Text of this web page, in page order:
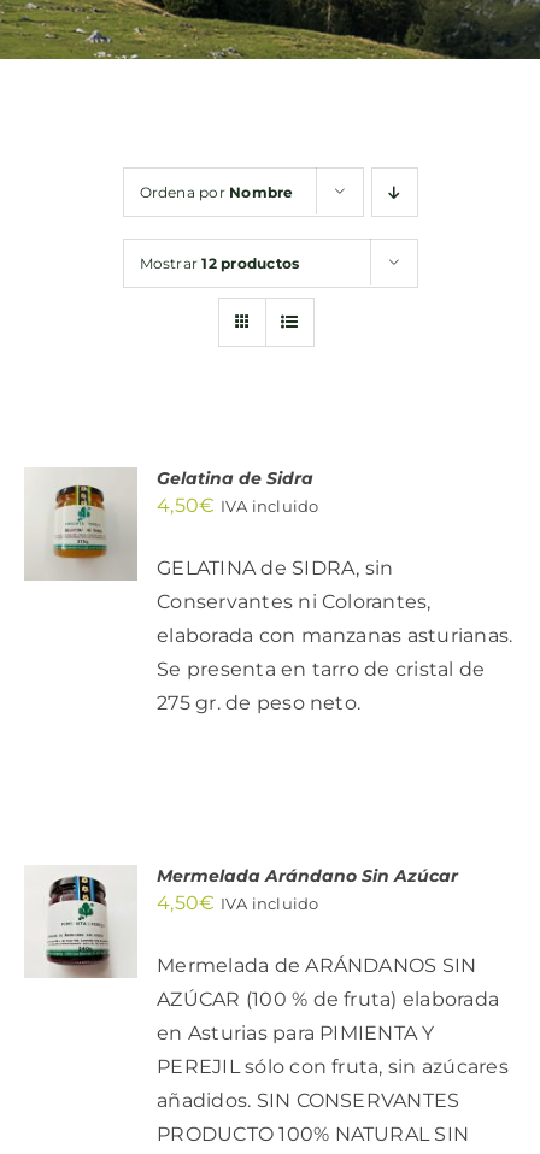
Bebidas
Ordena por Nombre
Mostrar12 productos
AÑADIR
AL
CARRITO
/
Gelatina de Sidra
4,50€ IVA incluido
GELATINA de SIDRA, sin
Conservantes ni Colorantes,
elaborada con manzanas asturianas.
Se presenta en tarro de cristal de
275 gr. de peso neto.
AÑADIR
AL
CARRITO
/
DETALLES
Mermelada Arándano Sin Azúcar
4,50€ IVA incluido
Mermelada de ARÁNDANOS SIN
AZÚCAR (100 % de fruta) elaborada
en Asturias para PIMIENTA Y
PEREJIL sólo con fruta, sin azúcares
añadidos. SIN CONSERVANTES
PRODUCTO 100% NATURAL SIN